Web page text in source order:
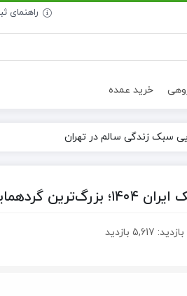
راهنمای
روغن خوراکی
خرید عمده
سالم در تهران
بازدید: 5,617 بازدید